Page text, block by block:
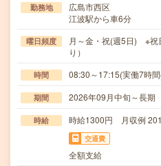
勤務地
広島市西区
江波駅から車6分
曜日頻度
月～金・祝(週5日) ※祝
り）
時間 08:30～17:15(実働7時
期間 2026年09月中旬～長期
時給 時給1300円 月収例
交通費
全額支給